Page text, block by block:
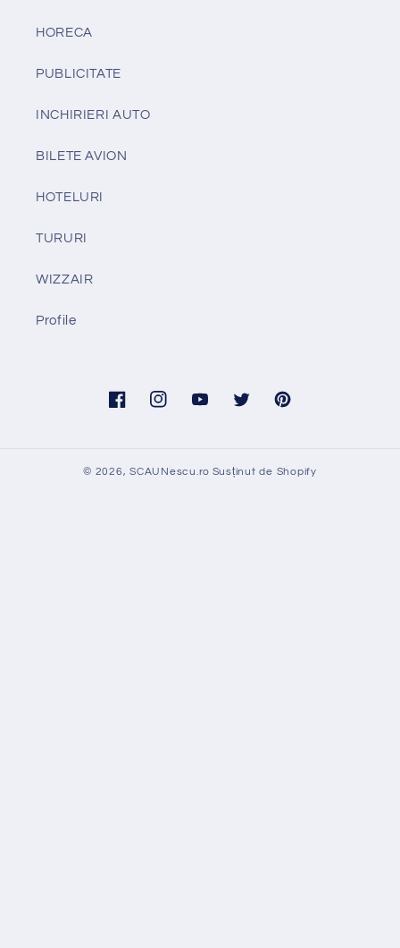
HORECA
PUBLICITATE
INCHIRIERI AUTO
BILETE AVION
HOTELURI
TURURI
WIZZAIR
Profile
FacebookInstagramYouTubeTwitter Pinterest
© 2026,SCAUNescu.ro Susținut de Shopify